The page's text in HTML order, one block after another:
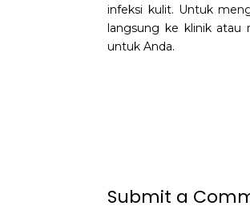
infeksi kulit. Untuk
langsung ke klinik atau
untuk Anda.
Submit a